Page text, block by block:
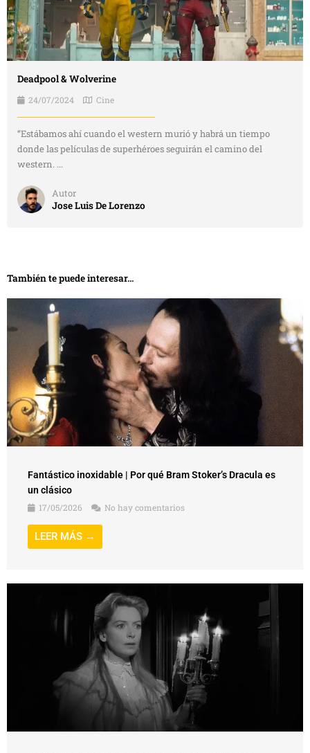
Deadpool & Wolverine
24/07/2024 Cine
“Estábamos ahí cuando el western murió y habrá un tiempo
donde las películas de superhéroes seguirán el camino del
western. ...
Autor
Jose Luis De Lorenzo
También te puede interesar...
Fantástico inoxidable | Por qué Bram Stoker’s Dracula es
un clásico
17/05/2026
No hay comentarios
LEER MÁS →